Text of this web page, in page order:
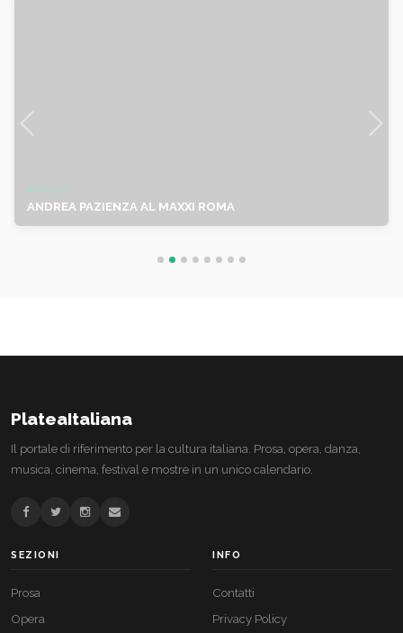
NOTIZIE
ANDREA PAZIENZA AL MAXXI ROMA
PlateaItaliana
Il portale di riferimento per la cultura italiana. Prosa, opera, danza,
musica, cinema, festival e mostre in un unico calendario.
SEZIONI
Prosa
Opera
INFO
Contatti
Privacy Policy